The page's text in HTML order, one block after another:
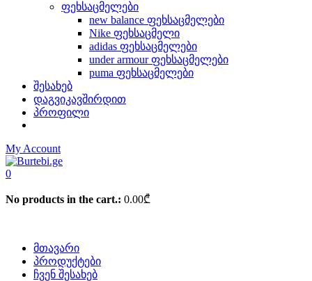
ფეხსაცმელები
new balance ფეხსაცმელები
Nike ფეხსაცმელი
adidas ფეხსაცმელები
under armour ფეხსაცმელები
puma ფეხსაცმელები
შესახებ
დაგვიკავშირდით
პროფილი
My Account
0
No products in the cart.: 0.00₾
მთავარი
პროდუქტები
ჩვენ შესახებ